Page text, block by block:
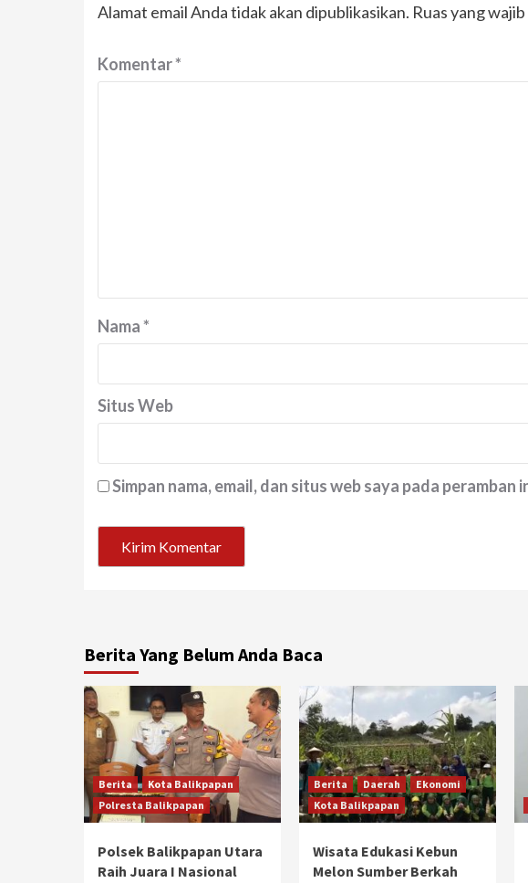
Alamat email Anda tidak akan dipublikasikan. Ruas yang
Komentar*
Nama*
Situs Web
Simpan nama, email, dan situs web saya pada
Berita Yang Belum Anda Baca
Berita
Kota Balikpapan
Polresta Balikpapan
Polsek Balikpapan Utara
Raih Juara I Nasional
Berita Daerah
Ekonomi
Kota Balikpapan
Wisata Edukasi Kebun
Melon Sumber Berkah